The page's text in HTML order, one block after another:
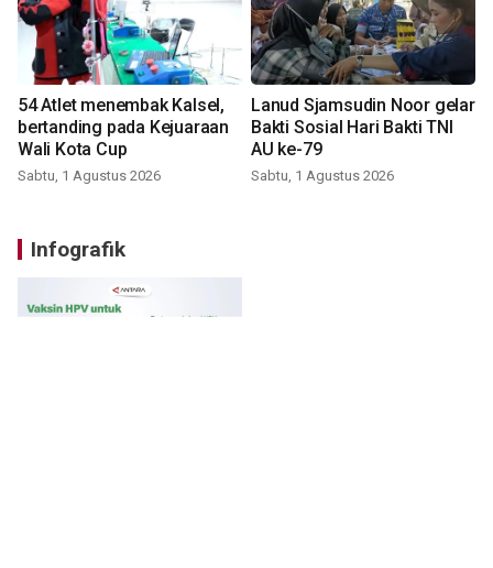
54 Atlet menembak Kalsel,
bertanding pada Kejuaraan
Wali Kota Cup
Sabtu, 1 Agustus 2026
Lanud Sjamsudin Noor gelar
Bakti Sosial Hari Bakti TNI
AU ke-79
Sabtu, 1 Agustus 2026
Infografik